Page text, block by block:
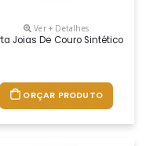
Aveludado. Possui
Ver + Detalhes
Joias De Couro Sintético
ORÇAR PRODUTO